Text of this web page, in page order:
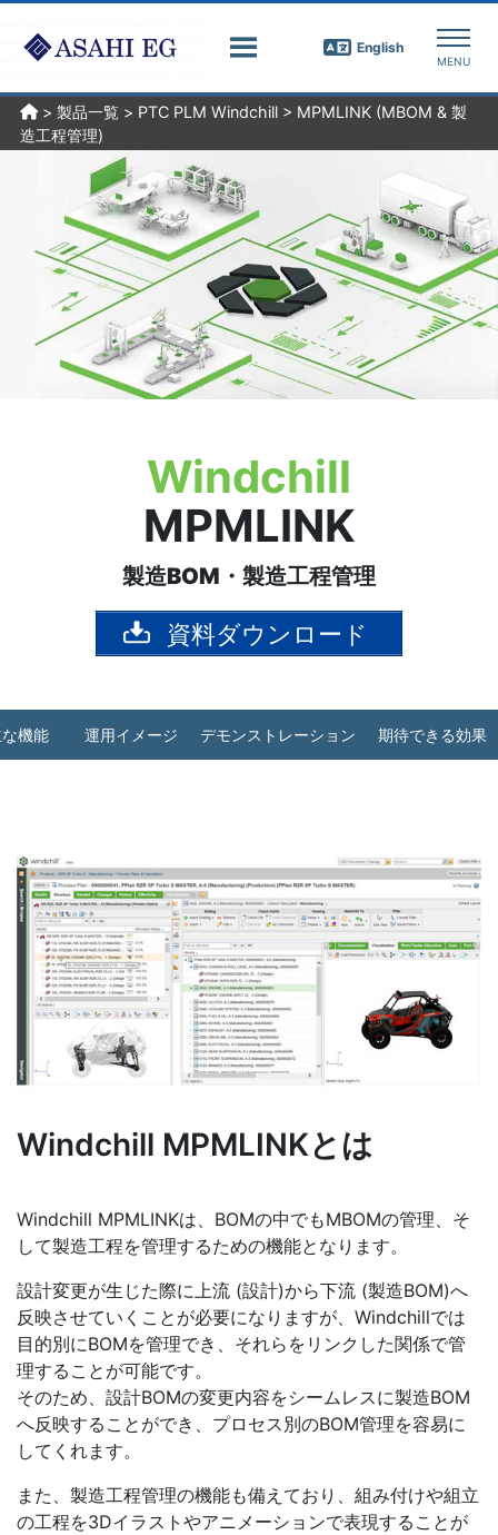
English
>製品一覧 > PTC PLM Windchill > MPMLINK (MBOM & 製
造工程管理)
Windchill
MPMLINK
製造BOM・製造工程管理
資料ダウンロード
機能 運用イメージ デモンストレーション 期待できる効果
Windchill MPMLINKとは
Windchill MPMLINKは、BOMの中でもMBOMの管理、そ
して製造工程を管理するための機能となります。
設計変更が生じた際に上流 (設計)から下流 (製造BOM)へ
反映させていくことが必要になりますが、Windchillでは
目的別にBOMを管理でき、それらをリンクした関係で管
理することが可能です。
そのため、設計BOMの変更内容をシームレスに製造BOM
へ反映することができ、プロセス別のBOM管理を容易に
してくれます。
また、製造工程管理の機能も備えており、組み付けや組立
の工程を3Dイラストやアニメーションで表現することが